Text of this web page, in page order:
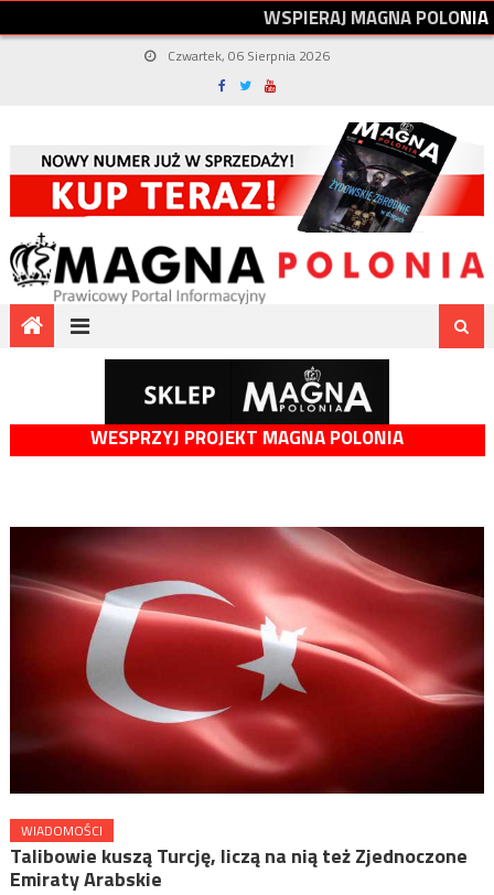
WSPIERAJMAGNAPOLONIA
Czwartek, 06 Sierpnia 2026
WESPRZYJ PROJEKT MAGNA POLONIA
WIADOMOŚCI
Talibowie kuszą Turcję, liczą na nią też Zjednoczone
Emiraty Arabskie